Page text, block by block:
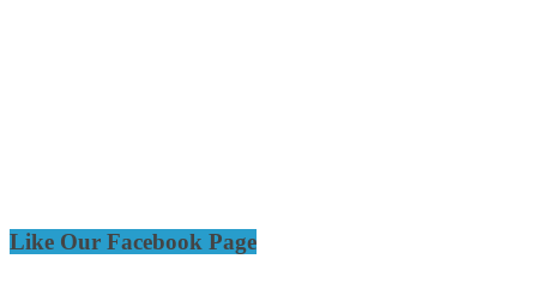
Like Our Facebook Page